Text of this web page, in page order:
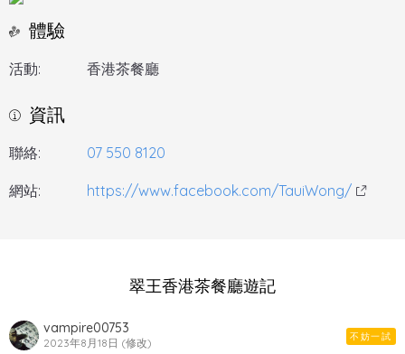
體驗
活動: 香港茶餐廳
資訊
聯絡: 07 550 8120
網站: https://www.facebook.com/TauiWong/
翠王香港茶餐廳遊記
vampire00753
2023年8月18日 (修改) 不妨一試